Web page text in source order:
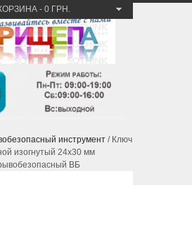
- 0 ГРН.
инструмент/ Ключ
изогнутый 24х30 мм
ВБ